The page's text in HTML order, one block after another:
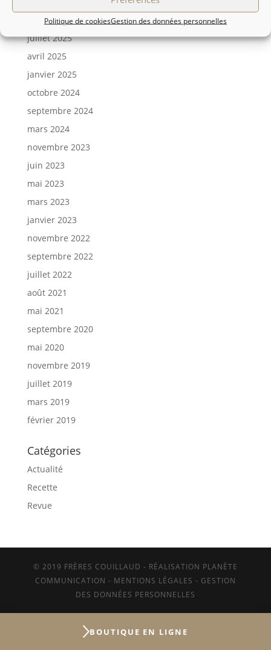
Politique de cookiesGestion des données personnelles
septembre 2025
juillet 2025
avril 2025
janvier 2025
octobre 2024
septembre 2024
mars 2024
novembre 2023
juin 2023
mai 2023
mars 2023
janvier 2023
novembre 2022
septembre 2022
juillet 2022
août 2021
mai 2021
septembre 2020
mai 2020
novembre 2019
juillet 2019
mars 2019
février 2019
Catégories
Actualité
Recette
Revue
© 2019 FRÈRES COUILLAUD - RÉALISATION PLANÈTE
COMMUNICATION - MENTIONS LÉGALES - GESTION
DES DONNÉES PERSONNELLES
BOUTIQUE EN LIGNE